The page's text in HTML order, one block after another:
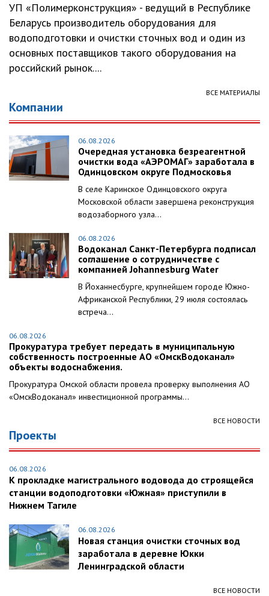
УП «Полимерконструкция» - ведущий в Республике
Беларусь производитель оборудования для
водоподготовки и очистки сточных вод и один из
основных поставщиков такого оборудования на
российский рынок....
ВСЕ МАТЕРИАЛЫ
Компании
06.08.2026
Очередная установка безреагентной
очистки вода «АЭРОМАГ» заработала в
Одинцовском округе Подмосковья
В селе Каринское Одинцовского округа
Московской области завершена реконструкция
водозаборного узла...
06.08.2026
Водоканал Санкт-Петербурга подписал
соглашение о сотрудничестве с
компанией Johannesburg Water
В Йоханнесбурге, крупнейшем городе Южно-
Африканской Республики, 29 июля состоялась
встреча...
06.08.2026
Прокуратура требует передать в муниципальную
собственность построенные АО «ОмскВодоканал»
объекты водоснабжения.
Прокуратура Омской области провела проверку выполнения АО
«ОмскВодоканал» инвестиционной программы...
ВСЕ НОВОСТИ
Проекты
06.08.2026
К прокладке магистрального водовода до строящейся
станции водоподготовки «Южная» приступили в
Нижнем Тагиле
06.08.2026
Новая станция очистки сточных вод
заработала в деревне Юкки
Ленинградской области
ВСЕ НОВОСТИ